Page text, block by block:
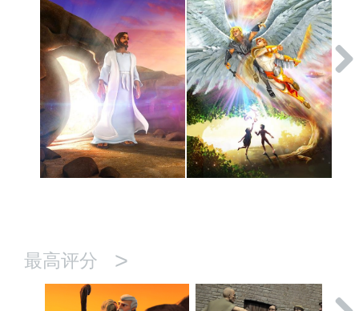
最高评分 >